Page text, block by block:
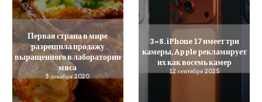
Первая страна в мире
разрешила продажу
выращенного в лаборатории
мяса
3 декабря 2020
3=8. iPhone 17 имеет три
камеры, Apple рекламирует
их как восемь камер
12 сентября 2025